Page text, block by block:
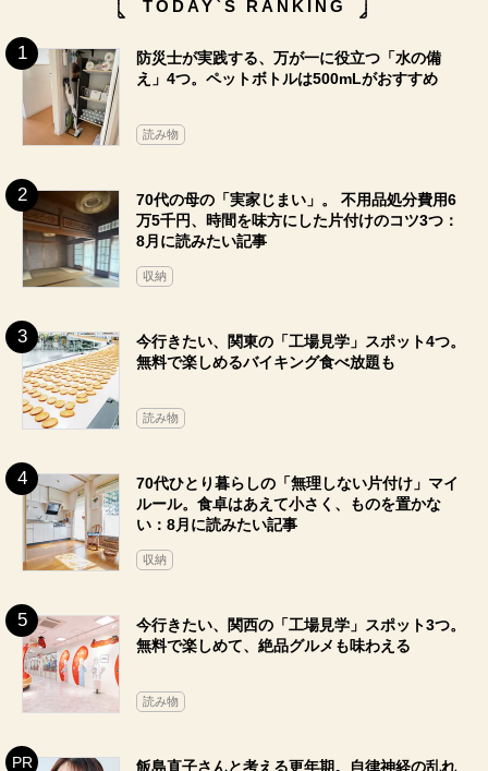
TODAY`S RANKING
防災士が実践する、万が一に役立つ「水の備
え」4つ。ペットボトルは500mLがおすすめ
読み物
70代の母の「実家じまい」。 不用品処分費用6
万5千円、時間を味方にした片付けのコツ3つ：
8月に読みたい記事
収納
今行きたい、関東の「工場見学」スポット4つ。
無料で楽しめるバイキング食べ放題も
読み物
70代ひとり暮らしの「無理しない片付け」マイ
ルール。食卓はあえて小さく、ものを置かな
い：8月に読みたい記事
収納
今行きたい、関西の「工場見学」スポット3つ。
無料で楽しめて、絶品グルメも味わえる
読み物
飯島直子さんと考える更年期。自律神経の乱れ